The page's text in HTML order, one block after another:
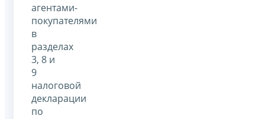
агентами-
покупателями
в
разделах
3, 8 и
9
налоговой
декларации
по